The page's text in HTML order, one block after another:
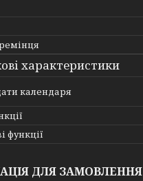
характеристики
календаря
функції
ДЛЯ ЗАМОВЛЕННЯ